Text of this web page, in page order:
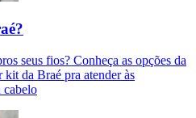
seus fios? Conheça as opções da
kit da Braé pra atender às
cabelo